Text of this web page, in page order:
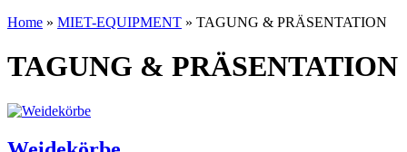
Home » MIET-EQUIPMENT » TAGUNG & PRÄSENTATION
TAGUNG & PRÄSENTATION